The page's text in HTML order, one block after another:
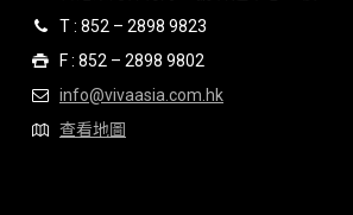
T : 852 – 2898 9823
F : 852 – 2898 9802
info@vivaasia.com.hk
查看地圖